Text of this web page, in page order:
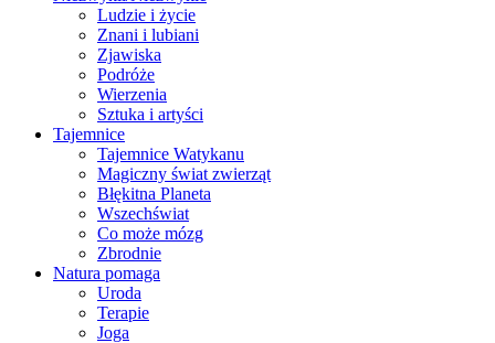
Ludzie i życie
Znani i lubiani
Zjawiska
Podróże
Wierzenia
Sztuka i artyści
Tajemnice
Tajemnice Watykanu
Magiczny świat zwierząt
Błękitna Planeta
Wszechświat
Co może mózg
Zbrodnie
Natura pomaga
Uroda
Terapie
Joga